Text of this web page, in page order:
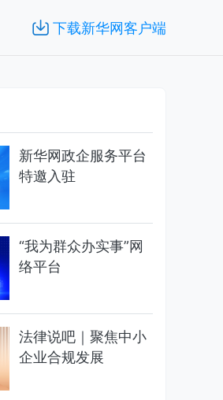
下载新华网客户端
新华网政企服务平台
特邀入驻
“我为群众办实事”网
络平台
法律说吧｜聚焦中小
企业合规发展